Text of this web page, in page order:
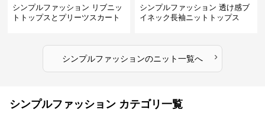
シンプルファッション リブニッ
トトップスとプリーツスカート
シンプルファッション 透け感ブ
イネック長袖ニットトップス
シンプルファッションのニット一覧へ ›
シンプルファッション カテゴリ一覧